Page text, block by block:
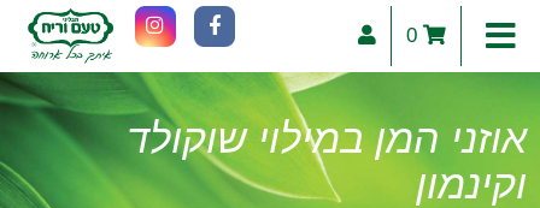
0
אוזני המן במילוי שוקולד
וקינמון